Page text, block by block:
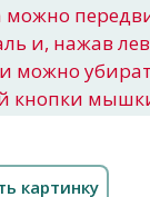
и, нажав
можно
кнопки